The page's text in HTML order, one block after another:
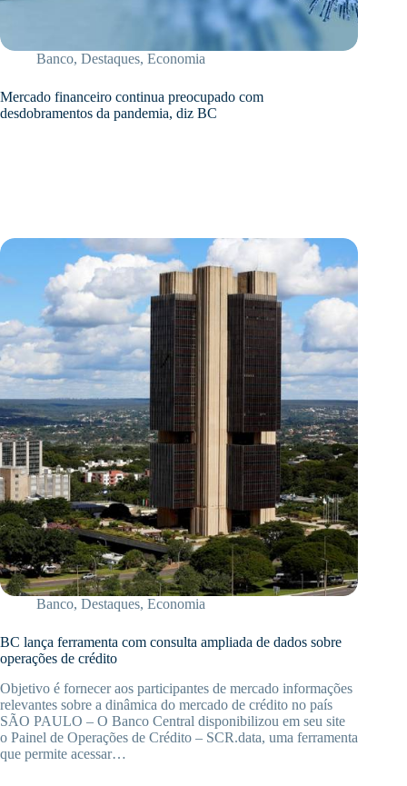
Banco, Destaques, Economia
Mercado financeiro continua preocupado com
desdobramentos da pandemia, diz BC
Banco, Destaques, Economia
BC lança ferramenta com consulta ampliada de dados sobre
operações de crédito
Objetivo é fornecer aos participantes de mercado informações
relevantes sobre a dinâmica do mercado de crédito no país
SÃO PAULO – O Banco Central disponibilizou em seu site
o Painel de Operações de Crédito – SCR.data, uma ferramenta
que permite acessar…